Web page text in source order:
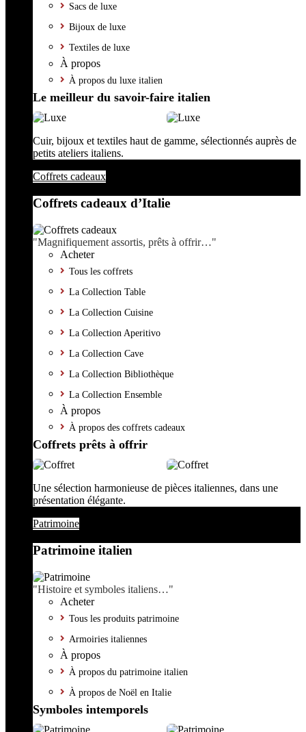
Sacs de luxe
Bijoux de luxe
Textiles de luxe
À propos
À propos du luxe italien
Le meilleur du savoir-faire italien
Cuir, bijoux et textiles haut de gamme, sélectionnés auprès de
petits ateliers italiens.
Coffrets cadeaux
Coffrets cadeaux d’Italie
"Magnifiquement assortis, prêts à offrir…"
Acheter
Tous les coffrets
La Collection Table
La Collection Cuisine
La Collection Aperitivo
La Collection Cave
La Collection Bibliothèque
La Collection Ensemble
À propos
À propos des coffrets cadeaux
Coffrets prêts à offrir
Une sélection harmonieuse de pièces italiennes, dans une
présentation élégante.
Patrimoine
Patrimoine italien
"Histoire et symboles italiens…"
Acheter
Tous les produits patrimoine
Armoiries italiennes
À propos
À propos du patrimoine italien
À propos de Noël en Italie
Symboles intemporels